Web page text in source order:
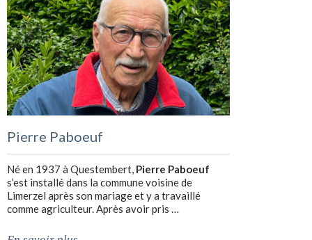
Pierre Paboeuf
Né en 1937 à Questembert, Pierre Paboeuf
s’est installé dans la commune voisine de
Limerzel après son mariage et y a travaillé
comme agriculteur. Après avoir pris …